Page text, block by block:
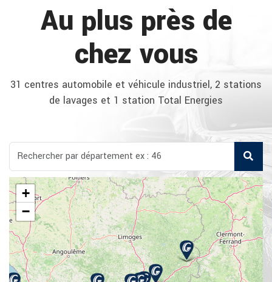
Au plus près de
chez vous
31 centres automobile et véhicule industriel, 2 stations
de lavages et 1 station Total Energies
+
−